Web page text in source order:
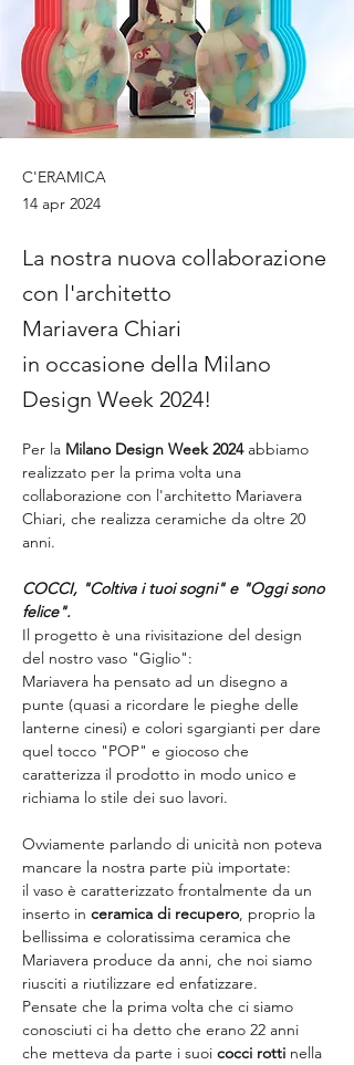
C'ERAMICA
14 apr 2024
La nostra nuova collaborazione
con l'architetto
Mariavera Chiari
in occasione della Milano
Design Week 2024!
Per la Milano Design Week 2024 abbiamo
realizzato per la prima volta una
collaborazione con l'architetto Mariavera
Chiari, che realizza ceramiche da oltre 20
anni.
COCCI, "Coltiva i tuoi sogni" e "Oggi sono
felice".
Il progetto è una rivisitazione del design
del nostro vaso "Giglio":
Mariavera ha pensato ad un disegno a
punte (quasi a ricordare le pieghe delle
lanterne cinesi) e colori sgargianti per dare
quel tocco "POP" e giocoso che
caratterizza il prodotto in modo unico e
richiama lo stile dei suo lavori.
Ovviamente parlando di unicità non poteva
mancare la nostra parte più importate:
il vaso è caratterizzato frontalmente da un
inserto in ceramica di recupero, proprio la
bellissima e coloratissima ceramica che
Mariavera produce da anni, che noi siamo
riusciti a riutilizzare ed enfatizzare.
Pensate che la prima volta che ci siamo
conosciuti ci ha detto che erano 22 anni
che metteva da parte i suoi cocci rotti nella